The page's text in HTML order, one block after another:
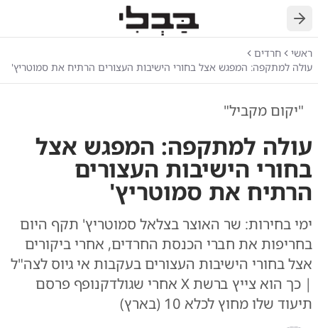
חזרה
ראשי
חרדים
עולה למתקפה: המפגש אצל בחורי הישיבות העצורים הרתיח את סמוטריץ'
"יקום מקביל"
עולה למתקפה: המפגש אצל
בחורי הישיבות העצורים
הרתיח את סמוטריץ'
ימי בחירות: שר האוצר בצלאל סמוטריץ' תקף היום
בחריפות את חברי הכנסת החרדים, אחרי ביקורים
אצל בחורי הישיבות העצורים בעקבות אי גיוס לצה"ל
| כך הוא צייץ ברשת X אחרי שגולדקנופף פרסם
תיעוד שלו מחוץ לכלא 10 (בארץ)